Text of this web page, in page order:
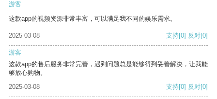
游客
这款app的视频资源非常丰富，可以满足我不同的娱乐需求。
2025-03-08 支持[0] 反对[0]
游客
这款app的售后服务非常完善，遇到问题总是能够得到妥善解决，让我能
够放心购物。
2025-03-08
支持[0] 反对[0]